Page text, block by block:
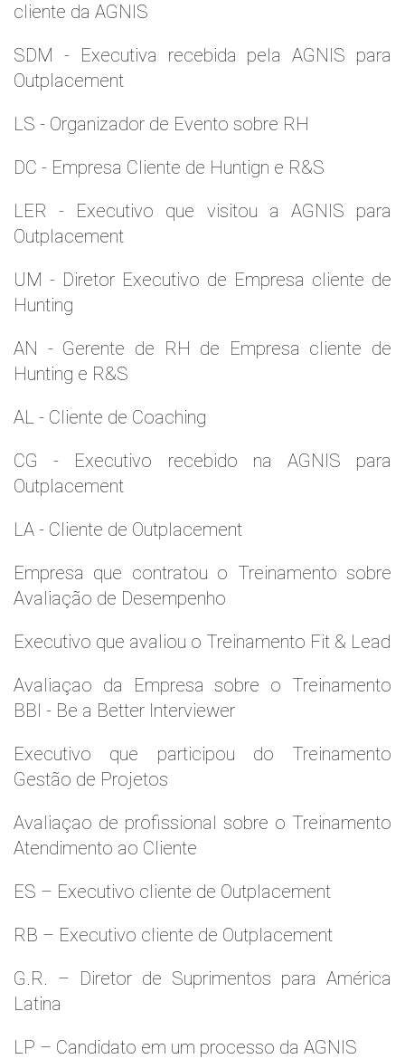
cliente da AGNIS
SDM - Executiva recebida pela AGNIS para
Outplacement
LS - Organizador de Evento sobre RH
DC - Empresa Cliente de Huntign e R&S
LER - Executivo que visitou a AGNIS para
Outplacement
UM - Diretor Executivo de Empresa cliente de
Hunting
AN - Gerente de RH de Empresa cliente de
Hunting e R&S
AL - Cliente de Coaching
CG - Executivo recebido na AGNIS para
Outplacement
LA - Cliente de Outplacement
Empresa que contratou o Treinamento sobre
Avaliação de Desempenho
Executivo que avaliou o Treinamento Fit & Lead
Avaliaçao da Empresa sobre o Treinamento
BBI - Be a Better Interviewer
Executivo que participou do Treinamento
Gestão de Projetos
Avaliaçao de profissional sobre o Treinamento
Atendimento ao Cliente
ES – Executivo cliente de Outplacement
RB – Executivo cliente de Outplacement
G.R. – Diretor de Suprimentos para América
Latina
LP – Candidato em um processo da AGNIS